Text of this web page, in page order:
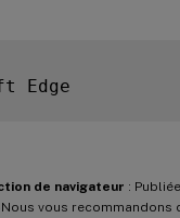
de navigateur :
Nous vous recommandons